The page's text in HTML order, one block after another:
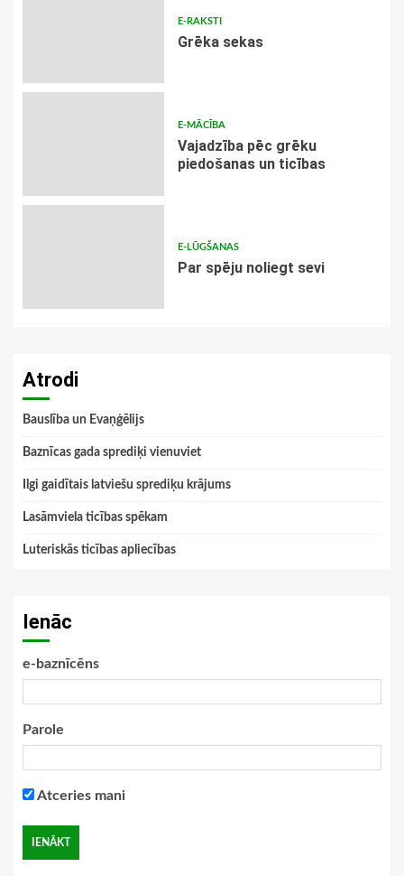
E-RAKSTI
Grēka sekas
E-MĀCĪBA
Vajadzība pēc grēku
piedošanas un ticības
E-LŪGŠANAS
Par spēju noliegt sevi
Atrodi
Bauslība un Evaņģēlijs
Baznīcas gada sprediķi vienuviet
Ilgi gaidītais latviešu sprediķu krājums
Lasāmviela ticības spēkam
Luteriskās ticības apliecības
Ienāc
e-baznīcēns
Parole
Atceries mani